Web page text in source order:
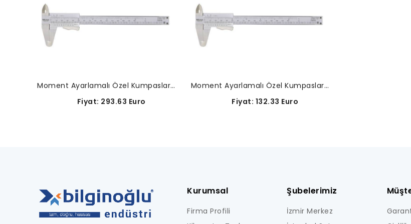
Moment Ayarlamalı Özel Kumpaslar-531-109
Fiyat: 293.63 Euro
Moment Ayarlamalı Özel Kumpaslar-531-108
Fiyat: 132.33 Euro
Kurumsal
Firma Profili
Şubelerimiz
İzmir Merkez